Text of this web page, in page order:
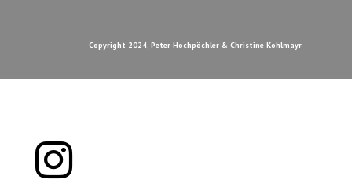
Copyright 2024, Peter Hochpöchler & Christine Kohlmayr
